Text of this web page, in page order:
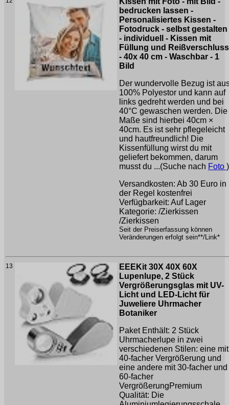
bedrucken lassen -
Personalisiertes Kissen -
Fotodruck - selbst gestalten
- individuell - Kissen mit
Füllung und Reißverschluss
- 40x 40 cm - Waschbar - 1
Bild
Der wundervolle Bezug ist
100% Polyestor und kann auf
links gedreht werden und bei
40°C gewaschen werden. Die
Maße sind hierbei 40cm ×
40cm. Es ist sehr pflegeleicht
und hautfreundlich! Die
Kissenfüllung wirst du mit
geliefert bekommen, darum
musst du ...(Suche nach Foto )
Versandkosten: Ab 30 Euro in
der Regel kostenfrei
Verfügbarkeit: Auf Lager
Kategorie: /Zierkissen
/Zierkissen
Seit der Preiserfassung können
Veränderungen erfolgt sein**/Link*
13
EEEKit 30X 40X 60X
Lupenlupe, 2 Stück
Vergrößerungsglas mit UV-
Licht und LED-Licht für
Juweliere Uhrmacher
Botaniker
Paket Enthält: 2 Stück
Uhrmacherlupe in zwei
verschiedenen Stilen: eine mit
40-facher Vergrößerung und
eine andere mit 30-facher und
60-facher
VergrößerungPremium
Qualität: Die